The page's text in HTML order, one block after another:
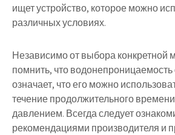
ищет устройство, которое можно
различных условиях.
Независимо от выбора конкретной
помнить, что
означает, что его можно
течение продолжительного
давлением. Всегда следует
рекомендациями производителя и